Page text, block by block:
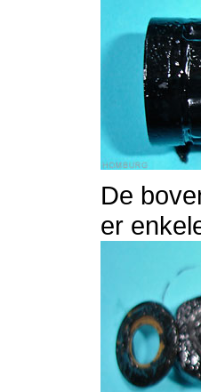
De
er